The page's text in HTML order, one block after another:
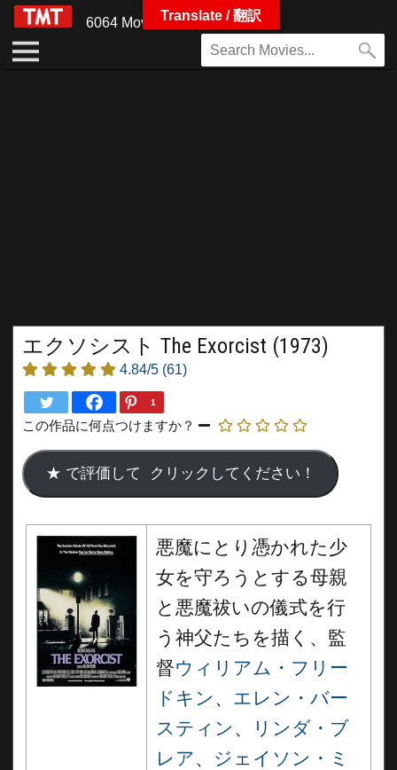
6064 Movies
エクソシスト The Exorcist (1973)
4.84/5 (61)
1
この作品に何点つけますか？
悪魔にとり憑かれた少
女を守ろうとする母親
と悪魔祓いの儀式を行
う神父たちを描く、監
督ウィリアム・フリー
ドキン 、 エレン・バー
スティン 、
リンダ・ブ
レア、 ジェイソン・ミ
Translate / 翻訳